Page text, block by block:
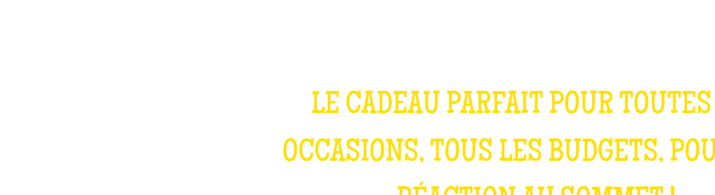
LE CADEAU PARFAIT POUR
OCCASIONS, TOUS LES BUDGETS,